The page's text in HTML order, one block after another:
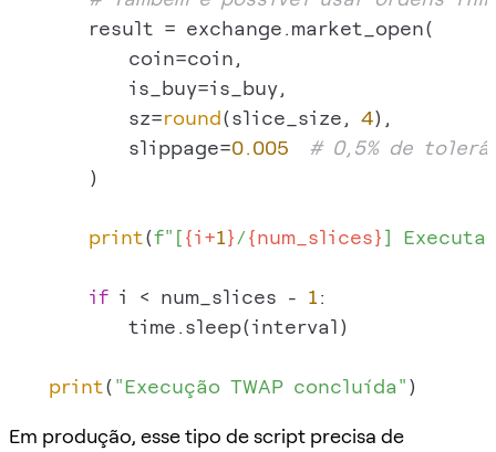
        result = exchange.market_open(
            coin=coin,
            is_buy=is_buy,
            sz=
round(slice_size, 4),
            slippage=
0.005
# 0,5% de
        )
print(f"[{i+1}/{num_slices}]
if i < num_slices - 1:
            time.sleep(interval)
print("Execução TWAP concluída"
Em produção, esse tipo de script precisa de